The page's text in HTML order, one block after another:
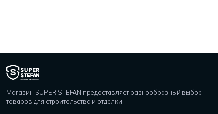
Магазин SUPER STEFAN предоставляет разнообразный выбор
товаров для строительства и отделки.